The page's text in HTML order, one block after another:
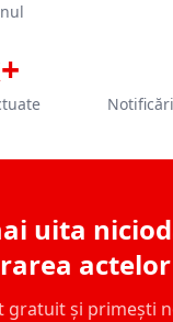
uita
gratuit și primești